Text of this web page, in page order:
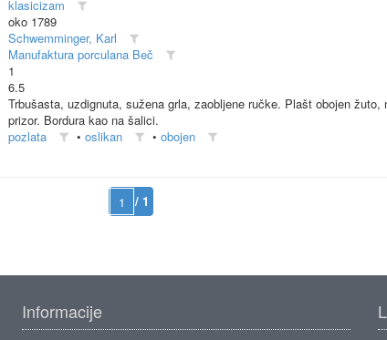
klasicizam
oko 1789
Schwemminger, Karl
Manufaktura porculana Beč
1
6.5
Trbušasta, uzdignuta, sužena grla, zaobljene ručke. Plašt obojen
prizor. Bordura kao na šalici.
pozlata • oslikan • obojen
/ 1
Informacije